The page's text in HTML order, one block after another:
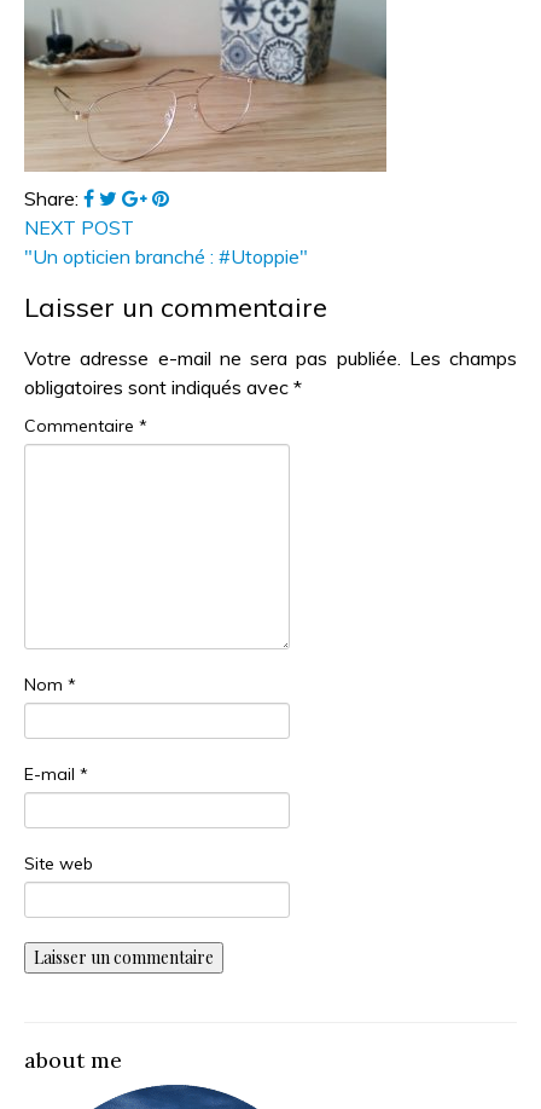
Share:
NEXT POST
"Un opticien branché : #Utoppie"
Laisser un commentaire
Votre adresse e-mail ne sera pas publiée. Les champs
obligatoires sont indiqués avec *
Commentaire *
Nom *
E-mail *
Site web
about me